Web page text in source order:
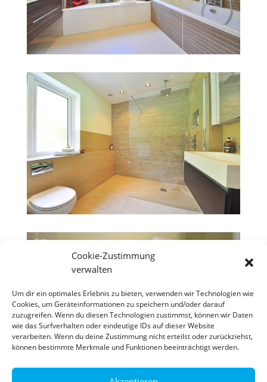
Cookie-Zustimmung
verwalten
Um dir ein optimales Erlebnis zu bieten, verwenden wir Technologien wie
Cookies, um Geräteinformationen zu speichern und/oder darauf
zuzugreifen. Wenn du diesen Technologien zustimmst, können wir Daten
wie das Surfverhalten oder eindeutige IDs auf dieser Website
verarbeiten. Wenn du deine Zustimmung nicht erteilst oder zurückziehst,
können bestimmte Merkmale und Funktionen beeinträchtigt werden.